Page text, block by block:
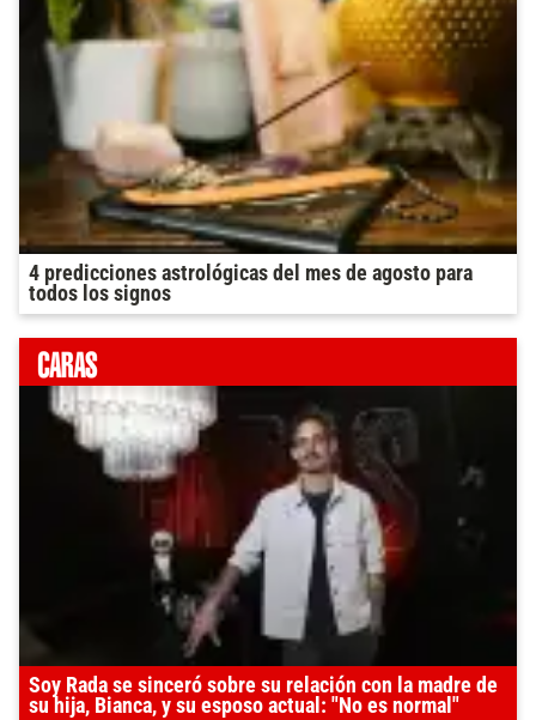
4 predicciones astrológicas del mes de agosto para
todos los signos
Soy Rada se sinceró sobre su relación con la madre de
su hija, Bianca, y su esposo actual: "No es normal"